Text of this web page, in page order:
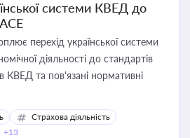
системи КВЕД до
перехід української системи
діяльності до стандартів
КВЕД та пов'язані нормативні
Страхова діяльність
+13